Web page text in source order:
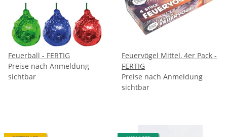
Feuerball - FERTIG
Preise nach Anmeldung
sichtbar
Feuervögel Mittel, 4er Pack -
FERTIG
Preise nach Anmeldung
sichtbar